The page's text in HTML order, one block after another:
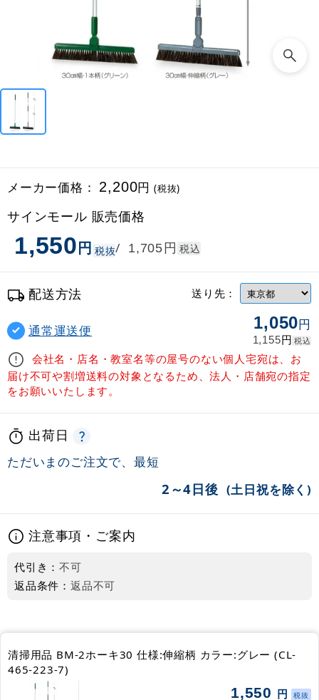
メーカー価格： 2,200円(税抜)
サインモール 販売価格
1,550円 税抜/ 1,705円 税込
配送方法 送り先：
通常運送便 1,050円
1,155円 税込
会社名・店名・教室名等の屋号のない個人宅宛は、お
届け不可や割増送料の対象となるため、法人・店舗宛の指定
をお願いいたします。
出荷日
ただいまのご注文で、最短
2～4日後 (土日祝を除く)
注意事項・ご案内
代引き：不可
返品条件： 返品不可
清掃用品 BM-2ホーキ30 仕様:伸縮柄 カラー:グレー (CL-
465-223-7)
1,550 円 税抜